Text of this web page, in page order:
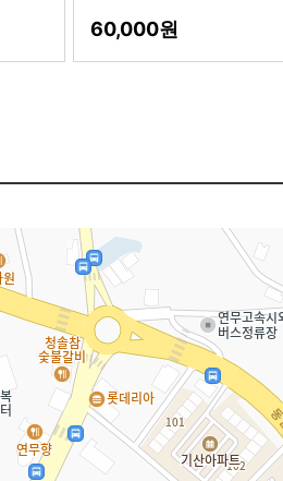
60,000